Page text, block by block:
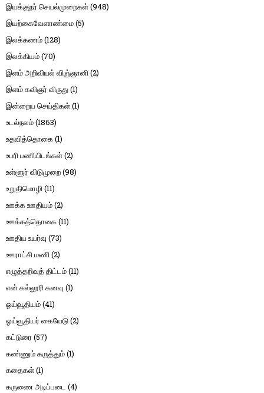
இயக்குநர் செயல்முறைகள்(948)
இயற்கைவேளாண்மை(5)
இலக்கணம்(128)
இலக்கியம்(70)
இளம் அறிவியல் விஞ்ஞானி(2)
இளம் கவிஞர் விருது(1)
இன்றைய செய்திகள்(1)
உடல்நலம்(1863)
உதவித்தொகை(1)
உபரி பணியிடங்கள்(2)
உள்ளூர் விடுமுறை(98)
உறுதிமொழி(11)
ஊக்க ஊதியம்(2)
ஊக்கத்தொகை(11)
ஊதிய உயர்வு (73)
ஊராட்சி மணி(2)
எழுத்தறிவுத் திட்டம்(11)
என் கல்லூரி கனவு (1)
ஓய்வூதியம்(41)
ஓய்வூதியர் கையேடு(2)
கட்டுரை (57)
கண்ணும் கருத்தும்(1)
கதைகள்(1)
கருணை அடிப்படை (4)